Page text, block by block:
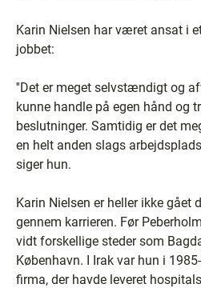
Karin Nielsen har været ansat i
jobbet:
''Det er meget selvstændigt og
kunne handle på egen hånd og
beslutninger. Samtidig er det
en helt anden slags
siger hun.
Karin Nielsen er heller ikke gået
gennem karrieren. Før
vidt forskellige steder som
København. I Irak var hun i
firma, der havde leveret